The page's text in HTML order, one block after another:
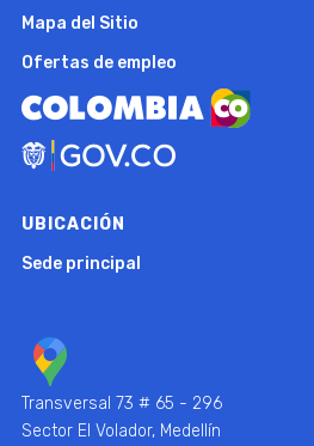
Mapa del Sitio
Ofertas de empleo
UBICACIÓN
Sede principal
Transversal 73 # 65 - 296
Sector El Volador, Medellín